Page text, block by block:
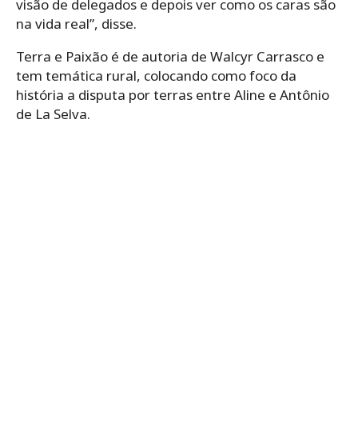
visão de delegados e depois ver como os caras são
na vida real”, disse.
Terra e Paixão é de autoria de Walcyr Carrasco e
tem temática rural, colocando como foco da
história a disputa por terras entre Aline e Antônio
de La Selva.